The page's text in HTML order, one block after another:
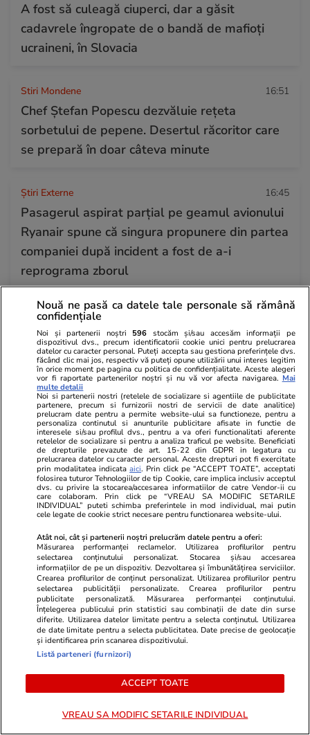
A fost să culeagă ciuperci, dar a găsit
cadavrele îngropate de o bandă de mafioți
ucraineni, în Slovacia
Stiri Mondene 16:51
Chef Ștefan Popescu dezvăluie rețeta
sorbetului de pepene. Desertul răcoritor care
se prepară în doar câteva minute
Știri Externe 16:45
Pasagerul aspirat parțial pe geamul avionului
Ryanair spune că singura propunere din partea
companiei după incident a fost de a-i
reprograma zborul
Citește mai multe
TRENDING
Știri România 10:00
O elevă medaliată cu aur internațional la
chimie aplicată a dat în judecată Universitatea
de Medicină din București pentru că i s-a luat
dreptul de a fi admisă fără examen
Știri România 07:45
Val de caniculă în România, temperaturile vor
urca până la 40 de grade la umbră. Prognoza
meteo ANM pentru perioada 28 iulie – 23
august 2026
Știri Externe 07:40
Un costum de baie obișnuit poate duce la o
amendă de sute de euro, în Spania:
„Respectați regula!”
Nouă ne pasă ca datele tale personale să rămână
confidențiale
Noi și partenerii noștri 596 stocăm și/sau accesăm informații pe
dispozitivul dvs., precum identificatorii cookie unici pentru prelucrarea
datelor cu caracter personal. Puteți accepta sau gestiona preferințele dvs.
făcând clic mai jos, respectiv vă puteți opune utilizării unui interes legitim
în orice moment pe pagina cu politica de confidențialitate. Aceste alegeri
vor fi raportate partenerilor noștri și nu vă vor afecta navigarea. Mai
multe detalii
Noi si partenerii nostri (retelele de socializare si agentiile de publicitate
partenere, precum si furnizorii nostri de servicii de date analitice)
prelucram date pentru a permite website-ului sa functioneze, pentru a
personaliza continutul si anunturile publicitare afisate in functie de
interesele si/sau profilul dvs., pentru a va oferi functionalitati aferente
retelelor de socializare si pentru a analiza traficul pe website. Beneficiati
de drepturile prevazute de art. 15-22 din GDPR in legatura cu
prelucrarea datelor cu caracter personal. Aceste drepturi pot fi exercitate
prin modalitatea indicataaici. Prin click pe “ACCEPT TOATE”, acceptati
folosirea tuturor Tehnologiilor de tip Cookie, care implica inclusiv acceptul
dvs. cu privire la stocarea/accesarea informatiilor de catre Vendor-ii cu
care colaboram. Prin click pe “VREAU SA MODIFIC SETARILE
INDIVIDUAL” puteti schimba preferintele in mod individual, mai putin
cele legate de cookie strict necesare pentru functionarea website-ului.
Atât noi, cât și partenerii noștri prelucrăm datele pentru a oferi:
Măsurarea performanței reclamelor. Utilizarea profilurilor pentru
selectarea conținutului personalizat. Stocarea și/sau accesarea
informațiilor de pe un dispozitiv. Dezvoltarea și îmbunătățirea serviciilor.
Crearea profilurilor de conținut personalizat. Utilizarea profilurilor pentru
selectarea publicității personalizate. Crearea profilurilor pentru
publicitate personalizată. Măsurarea performanței conținutului.
Înțelegerea publicului prin statistici sau combinații de date din surse
diferite. Utilizarea datelor limitate pentru a selecta conținutul. Utilizarea
de date limitate pentru a selecta publicitatea. Date precise de geolocație
și identificarea prin scanarea dispozitivului.
Listă parteneri (furnizori)
ACCEPT TOATE
VREAU SA MODIFIC SETARILE INDIVIDUAL